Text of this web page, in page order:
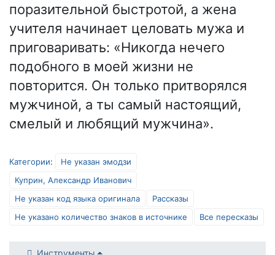
поразительной быстротой, а жена
учителя начинает целовать мужа и
приговаривать: «Никогда нечего
подобного в моей жизни не
повторится. Он только притворялся
мужчиной, а ты самый настоящий,
смелый и любящий мужчина».
Категории:
Не указан эмодзи
Куприн, Александр Иванович
Не указан код языка оригинала
Рассказы
Не указано количество знаков в источнике
Все пересказы